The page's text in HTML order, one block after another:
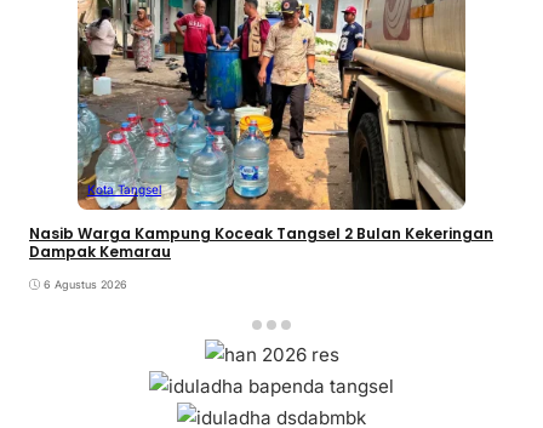
Kota Tangsel
Nasib Warga Kampung Koceak Tangsel 2 Bulan Kekeringan
Dampak Kemarau
6 Agustus 2026